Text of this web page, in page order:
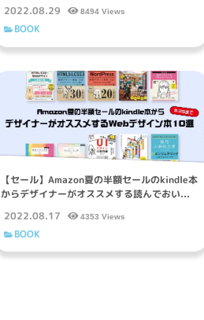
2022.08.29
8494 Views
BOOK
【セール】Amazon夏の半額セールのkindle本
からデザイナーがオススメする読んでおい...
2022.08.17
4353 Views
BOOK